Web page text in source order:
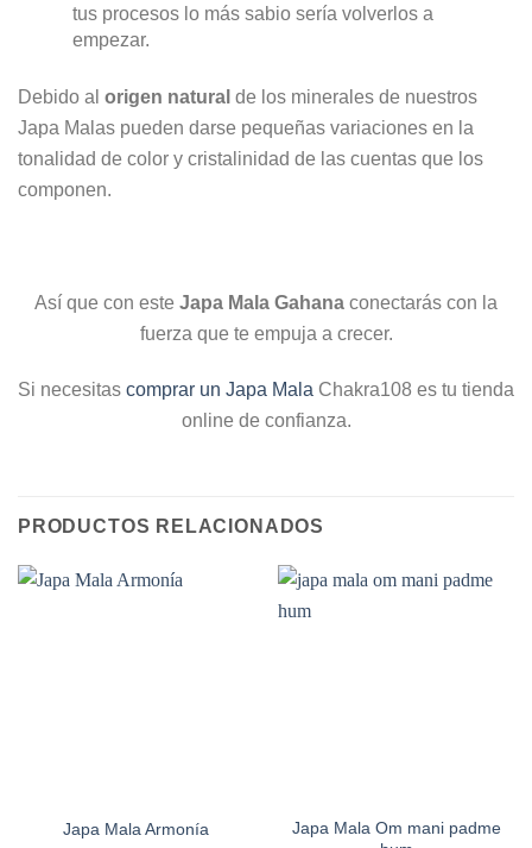
tus procesos lo más sabio sería volverlos a
empezar.
Debido al origen natural de los minerales de nuestros
Japa Malas pueden darse pequeñas variaciones en la
tonalidad de color y cristalinidad de las cuentas que los
componen.
Así que con este Japa Mala Gahana conectarás con la
fuerza que te empuja a crecer.
Si necesitas comprar un Japa Mala Chakra108 es tu tienda
online de confianza.
PRODUCTOS RELACIONADOS
Japa Mala Armonía
Japa Mala Om mani padme